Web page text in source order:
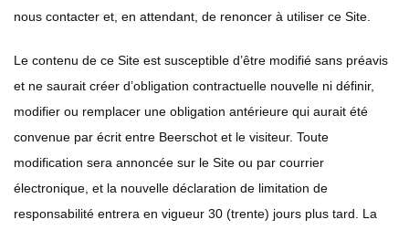
nous contacter et, en attendant, de renoncer à utiliser ce Site.
Le contenu de ce Site est susceptible d’être modifié sans préavis
et ne saurait créer d’obligation contractuelle nouvelle ni définir,
modifier ou remplacer une obligation antérieure qui aurait été
convenue par écrit entre Beerschot et le visiteur. Toute
modification sera annoncée sur le Site ou par courrier
électronique, et la nouvelle déclaration de limitation de
responsabilité entrera en vigueur 30 (trente) jours plus tard. La